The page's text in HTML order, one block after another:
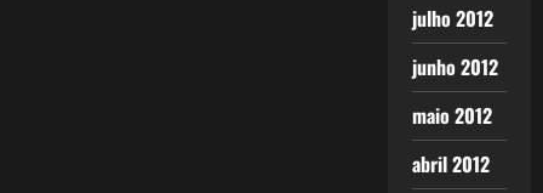
julho 2012
junho 2012
maio 2012
abril 2012